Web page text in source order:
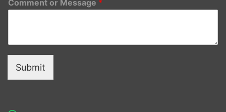
Comment or Message *
Submit